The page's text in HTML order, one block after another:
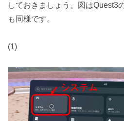
しておきましょう。図はQuest3
も同様です。
(1)